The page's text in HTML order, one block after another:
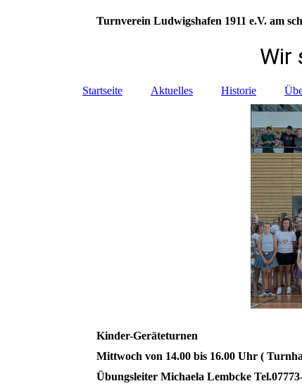
Turnverein Ludwigshafen 1911 e.V. am
Wir sorgen
Startseite Aktuelles Historie
Kinder-Geräteturnen
Mittwoch von 14.00 bis 16.00 Uhr (
Übungsleiter Michaela Lembcke